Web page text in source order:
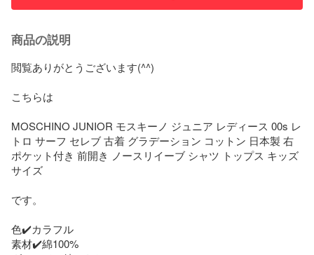
商品の説明
閲覧ありがとうございます(^^)
こちらは
MOSCHINO JUNIOR モスキーノ ジュニア レディース 00s レ
トロ サーフ セレブ 古着 グラデーション コットン 日本製 右
ポケット付き 前開き ノースリイーブ シャツ トップス キッズ
サイズ
です。
色✔️カラフル
素材✔️綿100%